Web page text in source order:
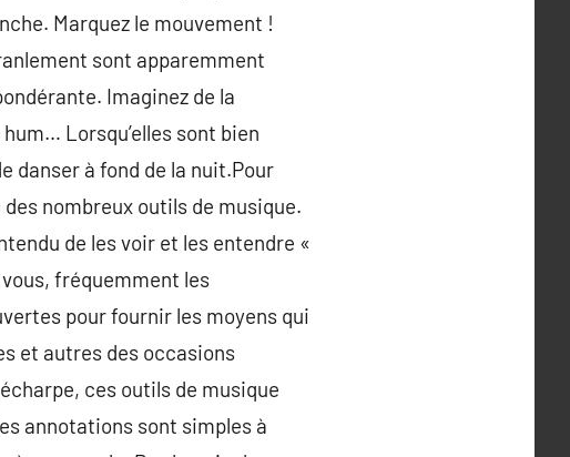
Marquez le mouvement !
sont apparemment
Imaginez de la
Lorsqu’elles sont bien
danser à fond de la nuit.Pour
nombreux outils de musique.
de les voir et les entendre «
fréquemment les
pour fournir les moyens qui
et autres des occasions
ces outils de musique
annotations sont simples à